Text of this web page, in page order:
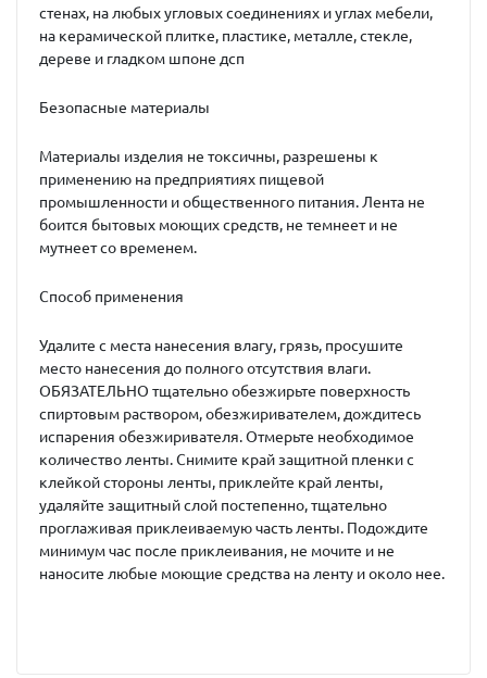
стенах, на любых угловых соединениях и углах мебели,
на керамической плитке, пластике, металле, стекле,
дереве и гладком шпоне дсп
Безопасные материалы
Материалы изделия не токсичны, разрешены к
применению на предприятиях пищевой
промышленности и общественного питания. Лента не
боится бытовых моющих средств, не темнеет и не
мутнеет со временем.
Способ применения
Удалите с места нанесения влагу, грязь, просушите
место нанесения до полного отсутствия влаги.
ОБЯЗАТЕЛЬНО тщательно обезжирьте поверхность
спиртовым раствором, обезжиривателем, дождитесь
испарения обезжиривателя. Отмерьте необходимое
количество ленты. Снимите край защитной пленки с
клейкой стороны ленты, приклейте край ленты,
удаляйте защитный слой постепенно, тщательно
проглаживая приклеиваемую часть ленты. Подождите
минимум час после приклеивания, не мочите и не
наносите любые моющие средства на ленту и около нее.